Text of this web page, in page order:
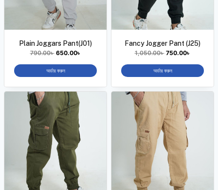
Plain Joggars Pant(J01)
790.00৳ 650.00৳
অর্ডার করুন
Fancy Jogger Pant (J25)
1,050.00৳ 750.00৳
অর্ডার করুন